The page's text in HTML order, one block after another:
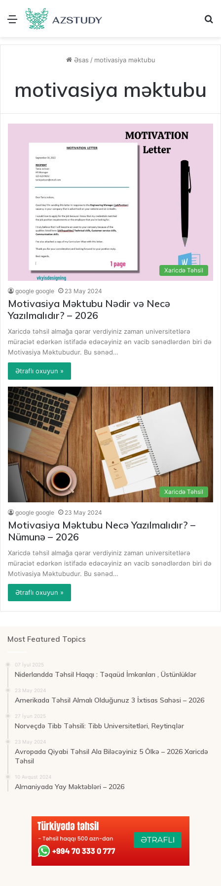
Menu
Əsas / motivasiya məktubu
motivasiya məktubu
Xaricdə Təhsil
google google 23 May 2024
Motivasiya Məktubu Nədir və Necə
Yazılmalıdır? – 2026
Xaricdə təhsil almağa qərar verdiyiniz zaman universitetlərə
müraciət edərkən istifadə edəcəyiniz ən vacib sənədlərdən biri də
Motivasiya Məktubudur. Bu sənəd…
Ətraflı oxuyun »
Xaricdə Təhsil
google google 23 May 2024
Motivasiya Məktubu Necə Yazılmalıdır? –
Nümunə – 2026
Xaricdə təhsil almağa qərar verdiyiniz zaman universitetlərə
müraciət edərkən istifadə edəcəyiniz ən vacib sənədlərdən biri də
Motivasiya Məktubudur. Bu sənəd…
Ətraflı oxuyun »
Most Featured Topics
07 İyul 2025
Niderlandda Təhsil Haqqı : Təqaüd İmkanları , Üstünlüklər
23 May 2024
Amerikada Təhsil Almalı Olduğunuz 3 İxtisas Sahəsi – 2026
27 İyun 2025
Norveçdə Tibb Təhsili: Tibb Universitetləri, Reytinqlər
23 May 2024
Avropada Qiyabi Təhsil Ala Biləcəyiniz 5 Ölkə – 2026 Xaricdə
Təhsil
10 Avqust 2024
Almaniyada Yay Məktəbləri – 2026